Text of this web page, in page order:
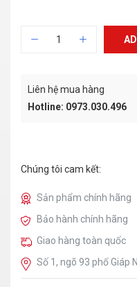
Liên hệ mua hàng
Hotline: 0973.030.496
Chúng tôi cam kết:
Sản phẩm chính hãng
Bảo hành chính hãng
Giao hàng toàn quốc
Số 1, ngõ 93 phố Giáp